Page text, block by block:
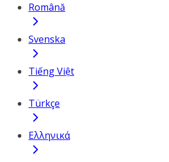
Română
Svenska
Tiếng Việt
Türkçe
Ελληνικά